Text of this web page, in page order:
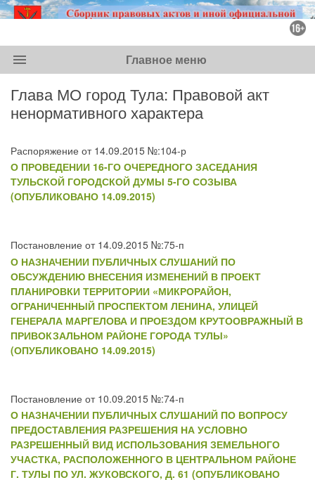
menu Главное меню
Глава МО город Тула: Правовой акт
ненормативного характера
Распоряжение от 14.09.2015 №:104-р
О ПРОВЕДЕНИИ 16-ГО ОЧЕРЕДНОГО ЗАСЕДАНИЯ
ТУЛЬСКОЙ ГОРОДСКОЙ ДУМЫ 5-ГО СОЗЫВА
(ОПУБЛИКОВАНО 14.09.2015)
Постановление от 14.09.2015 №:75-п
О НАЗНАЧЕНИИ ПУБЛИЧНЫХ СЛУШАНИЙ ПО
ОБСУЖДЕНИЮ ВНЕСЕНИЯ ИЗМЕНЕНИЙ В ПРОЕКТ
ПЛАНИРОВКИ ТЕРРИТОРИИ «МИКРОРАЙОН,
ОГРАНИЧЕННЫЙ ПРОСПЕКТОМ ЛЕНИНА, УЛИЦЕЙ
ГЕНЕРАЛА МАРГЕЛОВА И ПРОЕЗДОМ КРУТООВРАЖНЫЙ В
ПРИВОКЗАЛЬНОМ РАЙОНЕ ГОРОДА ТУЛЫ»
(ОПУБЛИКОВАНО 14.09.2015)
Постановление от 10.09.2015 №:74-п
О НАЗНАЧЕНИИ ПУБЛИЧНЫХ СЛУШАНИЙ ПО ВОПРОСУ
ПРЕДОСТАВЛЕНИЯ РАЗРЕШЕНИЯ НА УСЛОВНО
РАЗРЕШЕННЫЙ ВИД ИСПОЛЬЗОВАНИЯ ЗЕМЕЛЬНОГО
УЧАСТКА, РАСПОЛОЖЕННОГО В ЦЕНТРАЛЬНОМ РАЙОНЕ
Г. ТУЛЫ ПО УЛ. ЖУКОВСКОГО, Д. 61 (ОПУБЛИКОВАНО